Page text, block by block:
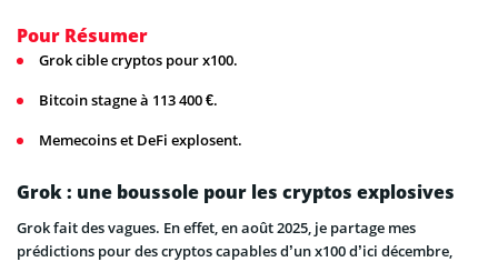
Pour Résumer
Grok cible cryptos pour x100.
Bitcoin stagne à 113 400 €.
Memecoins et DeFi explosent.
Grok : une boussole pour les cryptos explosives
Grok fait des vagues. En effet, en août 2025, je partage mes
prédictions pour des cryptos capables d’un x100 d’ici décembre,